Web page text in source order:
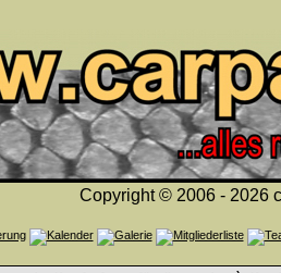
Copyright © 2006 - 2026